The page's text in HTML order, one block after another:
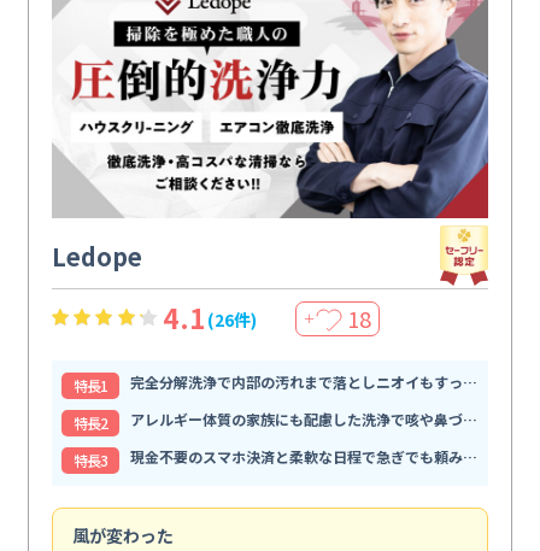
Ledope
4.1 (26件) ＋ 18
特⻑1
完全分解洗浄で内部の汚れまで落としニオイもすっきり解消
特⻑2
アレルギー体質の家族にも配慮した洗浄で咳や鼻づまりが和らぐ
特⻑3
現金不要のスマホ決済と柔軟な日程で急ぎでも頼みやすい
風が変わった